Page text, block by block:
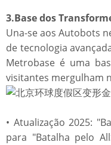
3.Base dos
Una-se aos Autobots
de tecnologia
Metrobase é uma
visitantes mergulham
• Atualização 2025:
para "Batalha pelo